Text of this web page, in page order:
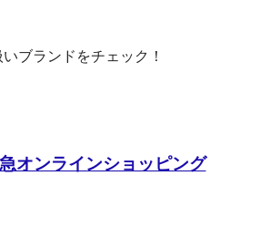
ブランドをチェック！
オンラインショッピング